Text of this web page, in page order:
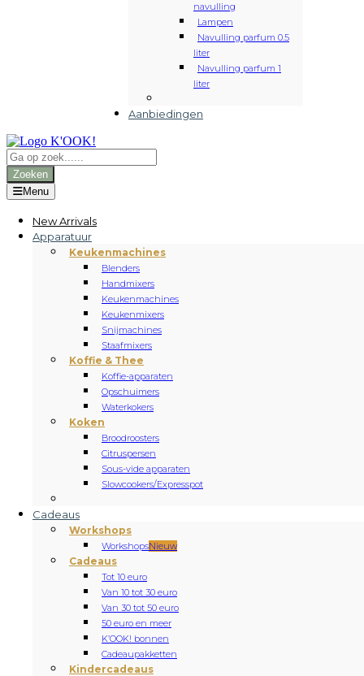
navulling
Lampen
Navulling parfum 0.5
liter
Navulling parfum 1
liter
Aanbiedingen
Producten
zoeken
Zoeken
Menu
New Arrivals
Apparatuur
Keukenmachines
Blenders
Handmixers
Keukenmachines
Keukenmixers
Snijmachines
Staafmixers
Koffie & Thee
Koffie-apparaten
Opschuimers
Waterkokers
Koken
Broodroosters
Citruspersen
Sous-vide apparaten
Slowcookers/Expresspot
Cadeaus
Workshops
WorkshopsNieuw
Cadeaus
Tot 10 euro
Van 10 tot 30 euro
Van 30 tot 50 euro
50 euro en meer
K’OOK! bonnen
Cadeaupakketten
Kindercadeaus